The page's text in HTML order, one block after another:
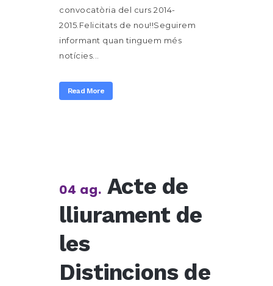
convocatòria del curs 2014-
2015.Felicitats de nou!!Seguirem
informant quan tinguem més
notícies...
Read More
04 ag. Acte de
lliurament de
les
Distincions de